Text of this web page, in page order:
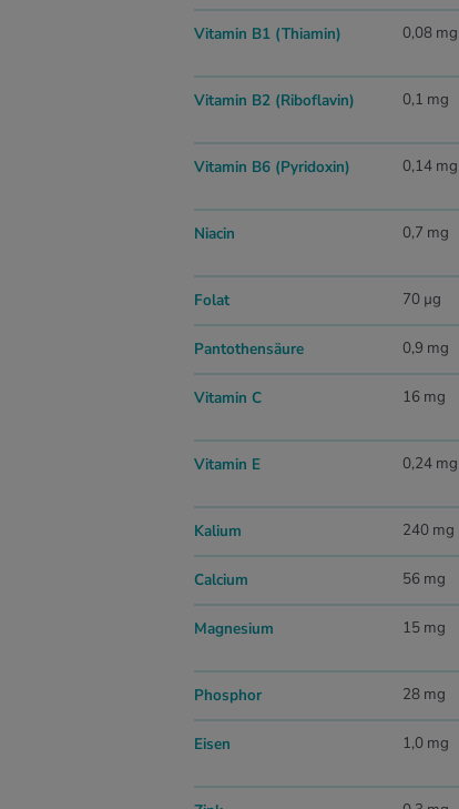
Vitamin B1 (Thiamin) 0,08 mg
Vitamin B2 (Riboflavin) 0,1 mg
Vitamin B6 (Pyridoxin) 0,14 mg
Niacin 0,7 mg
Folat 70 µg
Pantothensäure 0,9 mg
Vitamin C 16 mg
Vitamin E 0,24 mg
Kalium 240 mg
Calcium 56 mg
Magnesium 15 mg
Phosphor 28 mg
Eisen 1,0 mg